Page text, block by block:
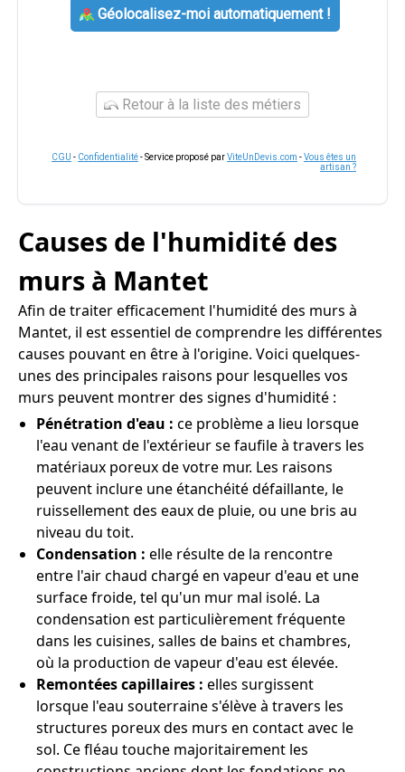
Géolocalisez-moi automatiquement !
Retour à la liste des métiers
CGU - Confidentialité- Service proposé parViteUnDevis.com -Vous êtes un
artisan ?
Causes de l'humidité des
murs à Mantet
Afin de traiter efficacement l'humidité des murs à
Mantet, il est essentiel de comprendre les différentes
causes pouvant en être à l'origine. Voici quelques-
unes des principales raisons pour lesquelles vos
murs peuvent montrer des signes d'humidité :
Pénétration d'eau : ce problème a lieu lorsque
l'eau venant de l'extérieur se faufile à travers les
matériaux poreux de votre mur. Les raisons
peuvent inclure une étanchéité défaillante, le
ruissellement des eaux de pluie, ou une bris au
niveau du toit.
Condensation : elle résulte de la rencontre
entre l'air chaud chargé en vapeur d'eau et une
surface froide, tel qu'un mur mal isolé. La
condensation est particulièrement fréquente
dans les cuisines, salles de bains et chambres,
où la production de vapeur d'eau est élevée.
Remontées capillaires : elles surgissent
lorsque l'eau souterraine s'élève à travers les
structures poreux des murs en contact avec le
sol. Ce fléau touche majoritairement les